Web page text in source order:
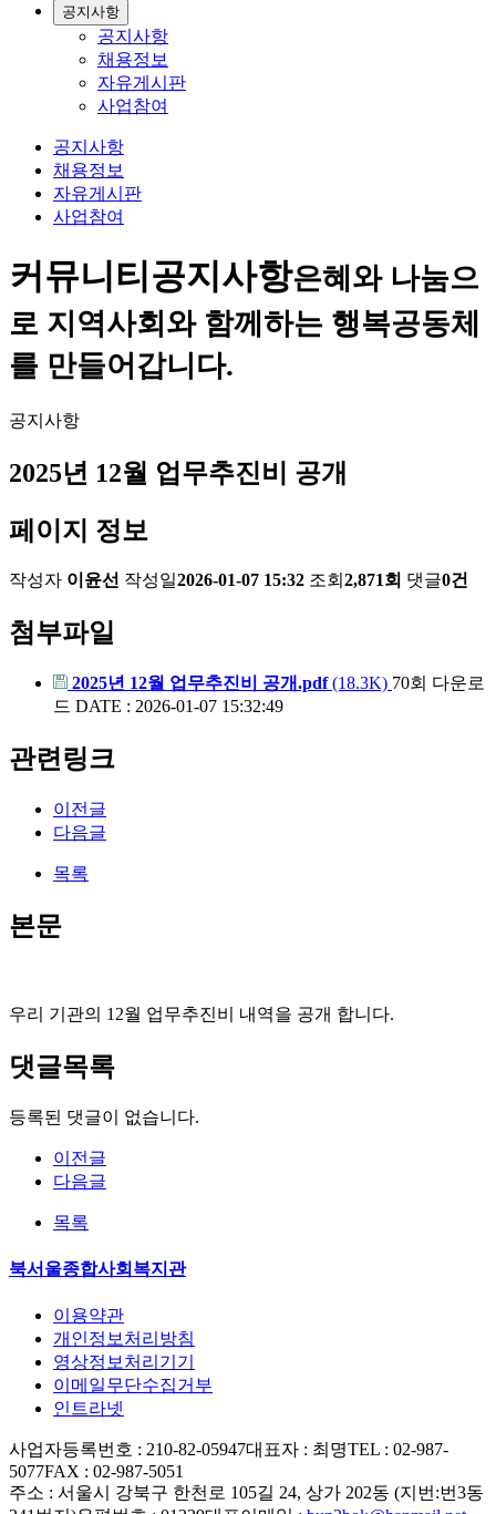
공지사항
공지사항
채용정보
자유게시판
사업참여
공지사항
채용정보
자유게시판
사업참여
커뮤니티공지사항은혜와 나눔으
로 지역사회와 함께하는 행복공동체
를 만들어갑니다.
공지사항
2025년 12월 업무추진비 공개
페이지 정보
작성자 이윤선 작성일2026-01-07 15:32 조회 2,871회 댓글0건
첨부파일
2025년 12월 업무추진비 공개.pdf(18.3K) 70회 다운로
드 DATE : 2026-01-07 15:32:49
관련링크
이전글
다음글
목록
본문
우리 기관의 12월 업무추진비 내역을 공개 합니다.
댓글목록
등록된 댓글이 없습니다.
이전글
다음글
목록
북서울종합사회복지관
이용약관
개인정보처리방침
영상정보처리기기
이메일무단수집거부
인트라넷
사업자등록번호 : 210-82-05947대표자 : 최명TEL : 02-987-
5077FAX : 02-987-5051
주소 : 서울시 강북구 한천로 105길 24, 상가 202동 (지번:번3동